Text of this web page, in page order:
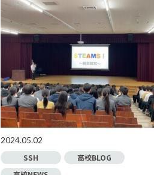
2024.05.02
SSH
高校BLOG